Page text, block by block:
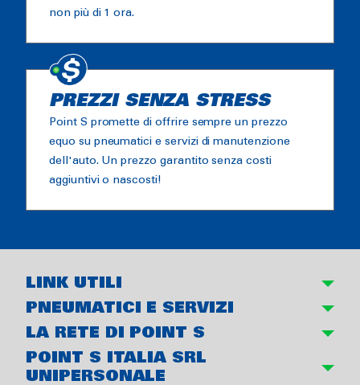
non più di 1 ora.
PREZZI SENZA STRESS
Point S promette di offrire sempre un prezzo
equo su pneumatici e servizi di manutenzione
dell'auto. Un prezzo garantito senza costi
aggiuntivi o nascosti!
LINK UTILI
PNEUMATICI E SERVIZI
LA RETE DI POINT S
POINT S ITALIA SRL
UNIPERSONALE